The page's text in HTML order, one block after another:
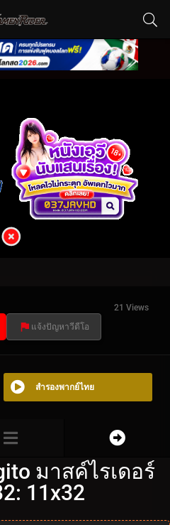
21 Views
แจ้งปัญหาวีดีโอ
สำรองพากย์ไทย
มาสค์ไรเดอร์
11x32